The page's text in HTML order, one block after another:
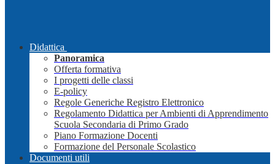
Didattica
Panoramica
Offerta formativa
I progetti delle classi
E-policy
Regole Generiche Registro Elettronico
Regolamento Didattica per Ambienti di Apprendimento
Scuola Secondaria di Primo Grado
Piano Formazione Docenti
Formazione del Personale Scolastico
Documenti utili